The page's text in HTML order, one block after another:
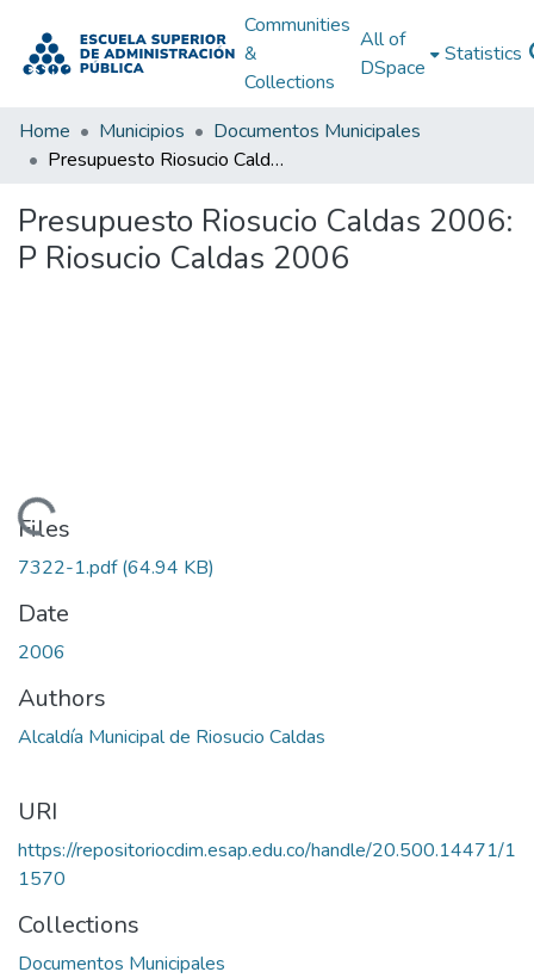
Communities
&
Collections
All of
DSpace
Statistics
Home Municipios
Documentos Municipales
Presupuesto Riosucio Caldas 2006: P Riosucio Caldas 2006
Presupuesto Riosucio Caldas 2006:
P Riosucio Caldas 2006
Loading...
Files
7322-1.pdf(64.94 KB)
Date
2006
Authors
Alcaldía Municipal de Riosucio Caldas
URI
https://repositoriocdim.esap.edu.co/handle/20.500.14471/1
1570
Collections
Documentos Municipales